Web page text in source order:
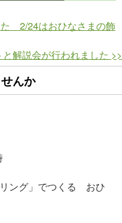
た 2/24はおひなさまの飾
解説会が行われました >>
んか
リング」でつくる おひ